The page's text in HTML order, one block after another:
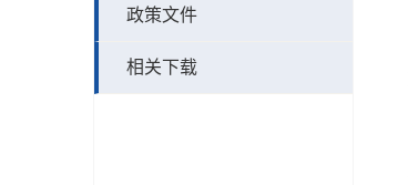
政策文件
相关下载